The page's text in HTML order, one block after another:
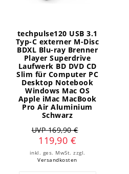
techpulse120 USB 3.1
Typ-C externer M-Disc
BDXL Blu-ray Brenner
Player Superdrive
Laufwerk BD DVD CD
Slim für Computer PC
Desktop Notebook
Windows Mac OS
Apple iMac MacBook
Pro Air Aluminium
Schwarz
UVP 169,90 €
119,90 €
inkl. ges. MwSt. zzgl.
Versandkosten